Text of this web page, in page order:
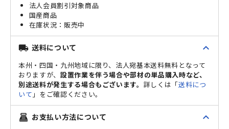
法人会員割引対象商品
国産商品
販売中
local_shipping 送料について expand_less
本州・四国・九州地域に限り、法人宛基本送料無料となって
おりますが、 設置作業を伴う場合や部材の単品購入時など、
別途送料が発生する場合もございます。 詳しくは「送料につ
いて 」をご確認ください。
point_of_sale お支払い方法について expand_less